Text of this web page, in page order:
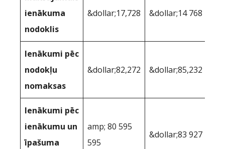
ienākuma
nodoklis
&dollar;17,728 &dollar;14 768
Ienākumi pēc
nodokļu
nomaksas
&dollar;82,272 &dollar;85,232
Ienākumi pēc
ienākumu un
īpašuma
amp; 80 595
595
&dollar;83 927